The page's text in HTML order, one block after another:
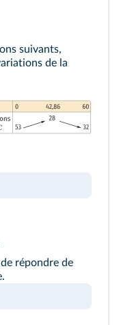
si f ( x)
suivants,
de la
répondre de